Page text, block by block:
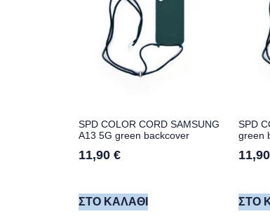
SPD COLOR CORD SAMSUNG
A13 5G green backcover
11,90 €
ΣΤΟ ΚΑΛΆΘΙ
SPD
green
11,90
ΣΤΟ